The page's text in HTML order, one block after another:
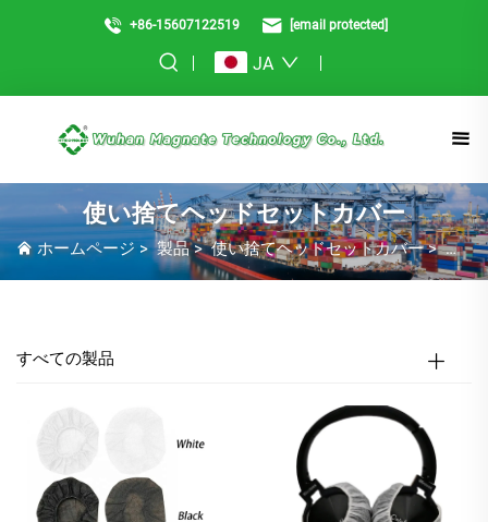
+86-15607122519 [email protected]
JA
使い捨てヘッドセットカバー
ホームページ >製品>使い捨てヘッドセットカバー>使い
すべての製品